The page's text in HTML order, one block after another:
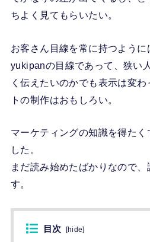
ちよく見てもらいたい。
お客さん目線を常に持つよう
yukipanの目線であって、狭い
く伝えたいのかでも表示は変
トの制作はおもしろい。
マーケティングの知識を得たく
した。
まだ読み始めたばかりなので
す。
目次 [hide]